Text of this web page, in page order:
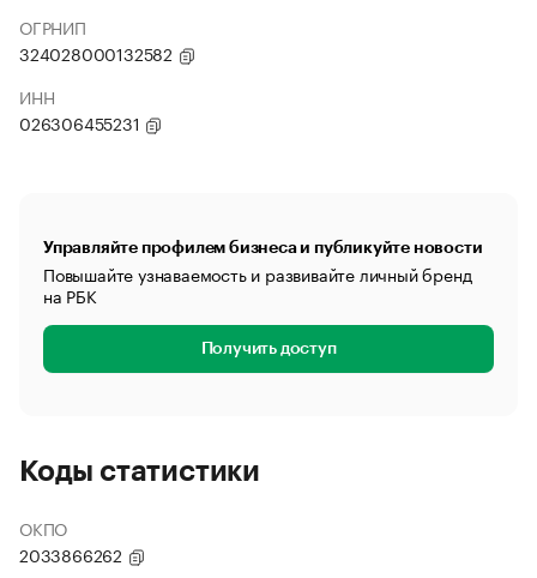
ОГРНИП
324028000132582
ИНН
026306455231
Управляйте профилем бизнеса и публикуйте новости
Повышайте узнаваемость и развивайте личный бренд
на РБК
Получить доступ
Коды статистики
ОКПО
2033866262